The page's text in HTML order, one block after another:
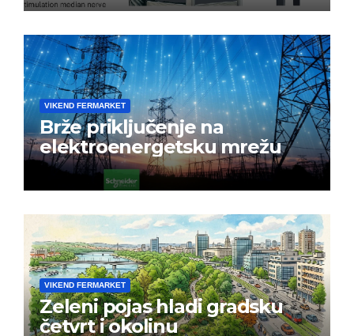
VIKEND FERMARKET
Brže priključenje na
elektroenergetsku mrežu
VIKEND FERMARKET
Zeleni pojas hladi gradsku
četvrt i okolinu